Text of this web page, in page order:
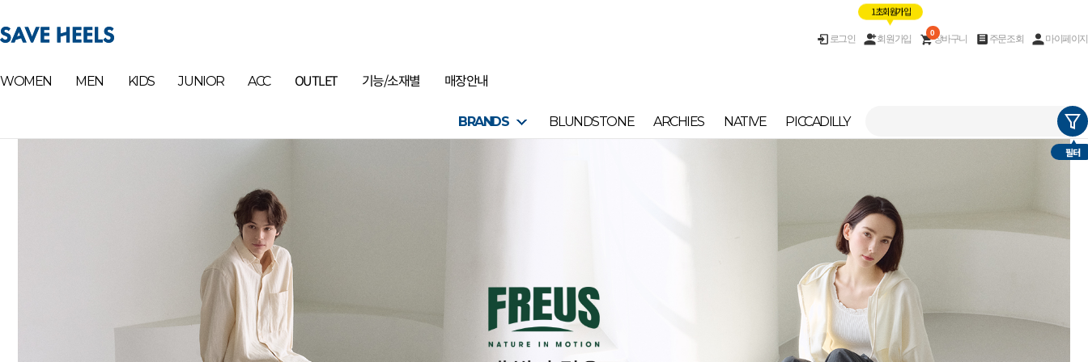
로그인 회원가입
1초 회원가입
장바구니
0
주문조회 마이페이지
WOMEN MEN KIDS JUNIOR ACC OUTLET 기능/소재별 매장안내
BRANDS BLUNDSTONE ARCHIES NATIVE PICCADILLY
필터